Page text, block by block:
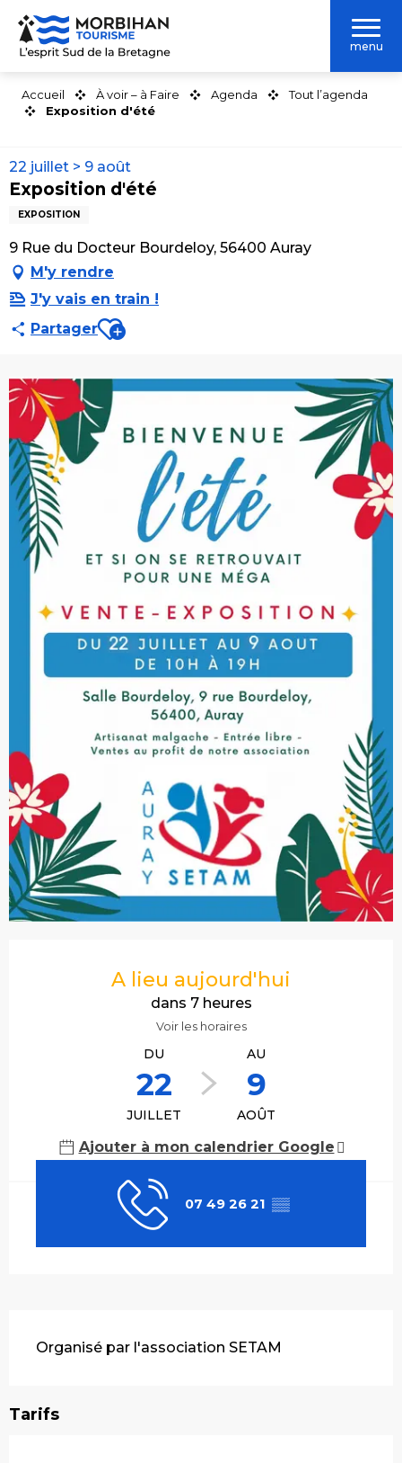
Aller
contenu
menu
Accueil À voir – à Faire Agenda
Tout l’agenda
Exposition d'été
22 juillet > 9 août
Exposition d'été
EXPOSITION
9 Rue du Docteur Bourdeloy, 56400 Auray
M'y rendre
J'y vais en train !
PartagerAjouter aux favoris
A lieu aujourd'hui
dans 7 heures
Voir les horaires
DU
22
JUILLET
AU
9
AOÛT
Ajouter à mon calendrier Google
07 49 26 21 ▒▒
Organisé par l'association SETAM
Tarifs